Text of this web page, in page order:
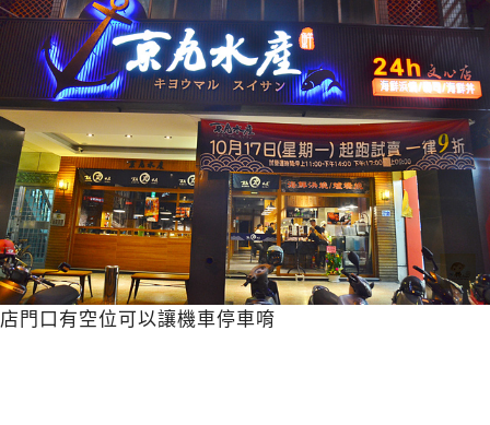
店門口有空位可以讓機車停車唷